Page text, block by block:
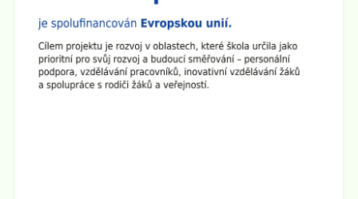
stupni
. Ve třídách budou připraveny různé prezentace a
ukázky pomůcek. Den otevřených dveří chceme
zakončit společným opékáním na školním dvoře.
Všichni jste srdečně zváni!